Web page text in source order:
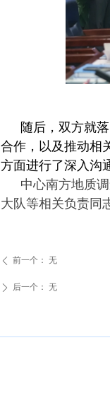
随后， 双方就
合作， 以及推动相
方面进行了深入沟
中心南方地质
大队等相关负责同
ꄴ 前一个： 无
ꄲ 后一个： 无